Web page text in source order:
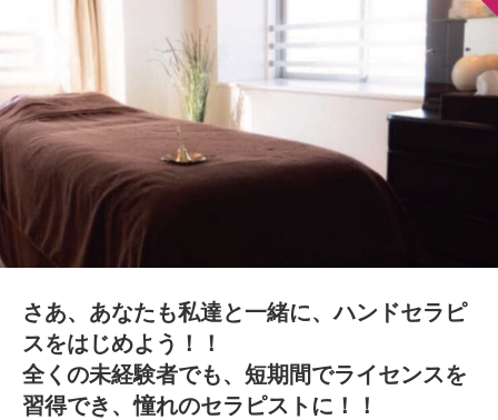
さあ、あなたも私達と一緒に、ハンドセラピ
スをはじめよう！！
全くの未経験者でも、短期間でライセンスを
習得でき、憧れのセラピストに！！